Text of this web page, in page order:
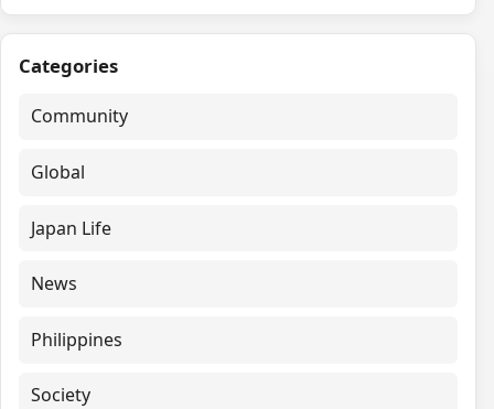
Categories
Community
Global
Japan Life
News
Philippines
Society